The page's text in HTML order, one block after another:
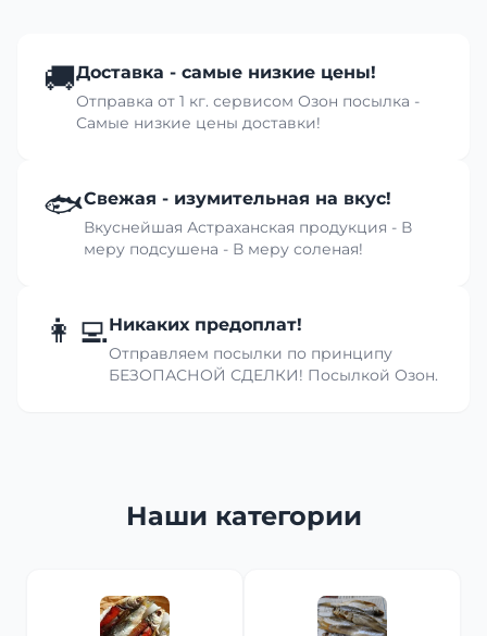
🚚Доставка - самые низкие цены!
Отправка от 1 кг. сервисом Озон посылка -
Самые низкие цены доставки!
🐟Свежая - изумительная на вкус!
Вкуснейшая Астраханская продукция - В
меру подсушена - В меру соленая!
👩‍💻Никаких предоплат!
Отправляем посылки по принципу
БЕЗОПАСНОЙ СДЕЛКИ! Посылкой Озон.
Наши категории